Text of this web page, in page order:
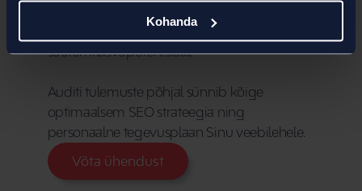
Kohanda
suuremkasvupotentsiaal.
Auditi tulemuste põhjal sünnib kõige
optimaalsem SEO strateegia ning
personaalne tegevusplaan Sinu veebilehele.
Võta ühendust